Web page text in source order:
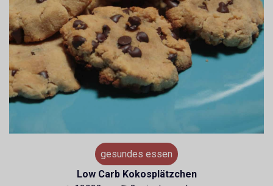
gesundes essen
Low Carb Kokosplätzchen